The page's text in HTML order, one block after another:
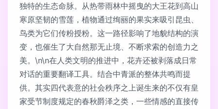
独特的生态命脉。从热带雨林中摇曳的大王花到高山
寒原坚韧的雪莲，植物通过绚丽的果实来吸引昆虫、
鸟类为它们传粉授粉。这一路径影响了地貌结构的演
变，也催生了大自然那无止境、不断求索的创造力之
美。\n\n在人类文明的推进中，花卉还被剥落成日常
对话的重要翻译工具。结合中青派的整体共鸣而提
供。其实四代表意的社会秩序之上诞生来的不仅有皇
家受节制度规定的春秋爵泽之类，一些情感的直接传